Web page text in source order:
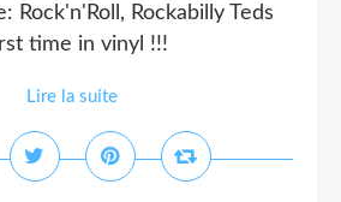
Rock'n'Roll, Rockabilly Teds
time in vinyl !!!
Lire la suite